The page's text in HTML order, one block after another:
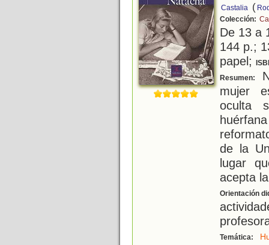
Castalia (
Colección:
De 13 a
144 p.;
papel;
Resumen:
mujer
oculta
de la
lugar
acepta
Orientación
Temática: